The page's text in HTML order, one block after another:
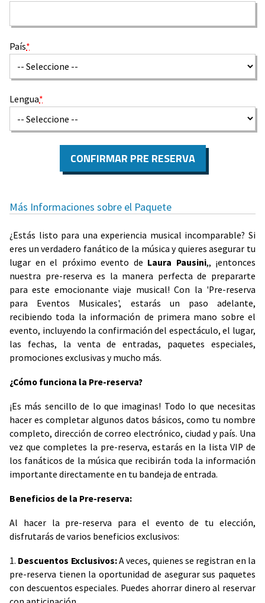
País*
Lengua*
CONFIRMAR PRE RESERVA
Más Informaciones sobre el Paquete
¿Estás listo para una experiencia musical incomparable? Si
eres un verdadero fanático de la música y quieres asegurar tu
lugar en el próximo evento de Laura Pausini,, ¡entonces
nuestra pre-reserva es la manera perfecta de prepararte
para este emocionante viaje musical! Con la 'Pre-reserva
para Eventos Musicales', estarás un paso adelante,
recibiendo toda la información de primera mano sobre el
evento, incluyendo la confirmación del espectáculo, el lugar,
las fechas, la venta de entradas, paquetes especiales,
promociones exclusivas y mucho más.
¿Cómo funciona la Pre-reserva?
¡Es más sencillo de lo que imaginas! Todo lo que necesitas
hacer es completar algunos datos básicos, como tu nombre
completo, dirección de correo electrónico, ciudad y país. Una
vez que completes la pre-reserva, estarás en la lista VIP de
los fanáticos de la música que recibirán toda la información
importante directamente en tu bandeja de entrada.
Beneficios de la Pre-reserva:
Al hacer la pre-reserva para el evento de tu elección,
disfrutarás de varios beneficios exclusivos:
1. Descuentos Exclusivos:A veces, quienes se registran en la
pre-reserva tienen la oportunidad de asegurar sus paquetes
con descuentos especiales. Puedes ahorrar dinero al reservar